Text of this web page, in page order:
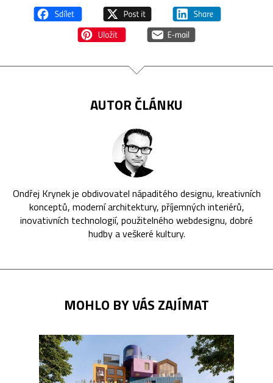
AUTOR ČLÁNKU
Ondřej Krynek je obdivovatel nápaditého designu, kreativních
konceptů, moderní architektury, příjemných interiérů,
inovativních technologií, použitelného webdesignu, dobré
hudby a veškeré kultury.
MOHLO BY VÁS ZAJÍMAT